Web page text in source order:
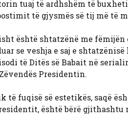
tuaj të ardhshëm të
të gjysmës së tij më të
është shtatzënë me
se veshja e saj e shtatzënisë
të Ditës së Babait në
Presidentin.
fuqisë së estetikës, saqë
është bërë gjithashtu